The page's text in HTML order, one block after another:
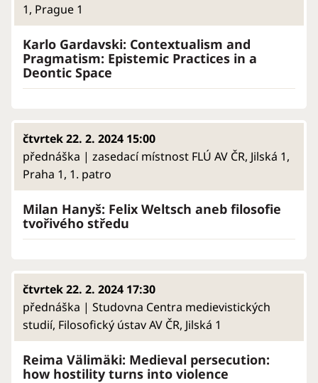
1, Prague 1
Karlo Gardavski: Contextualism and
Pragmatism: Epistemic Practices in a
Deontic Space
čtvrtek 22. 2. 2024 15:00
přednáška | zasedací místnost FLÚ AV ČR, Jilská 1,
Praha 1, 1. patro
Milan Hanyš: Felix Weltsch aneb filosofie
tvořivého středu
čtvrtek 22. 2. 2024 17:30
přednáška | Studovna Centra medievistických
studií, Filosofický ústav AV ČR, Jilská 1
Reima Välimäki: Medieval persecution:
how hostility turns into violence